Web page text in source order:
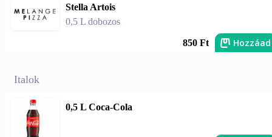
Stella Artois
0,5 L dobozos
850 Ft Hozzáad
Italok
0,5 L Coca-Cola